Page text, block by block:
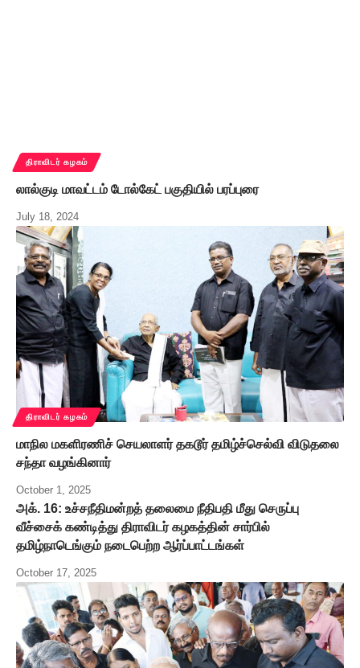
திராவிடர் கழகம்
லால்குடி மாவட்டம் டோல்கேட் பகுதியில் பரப்புரை
July 18, 2024
திராவிடர் கழகம்
மாநில மகளிரணிச் செயலாளர் தகடூர் தமிழ்ச்செல்வி விடுதலை
சந்தா வழங்கினார்
October 1, 2025
அக். 16: உச்சநீதிமன்றத் தலைமை நீதிபதி மீது செருப்பு
வீச்சைக் கண்டித்து திராவிடர் கழகத்தின் சார்பில்
தமிழ்நாடெங்கும் நடைபெற்ற ஆர்ப்பாட்டங்கள்
October 17, 2025